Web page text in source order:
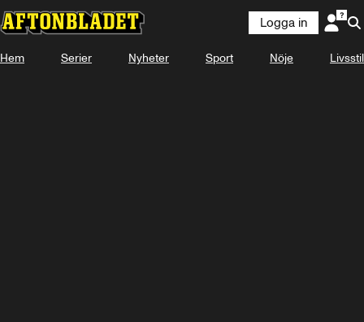
Logga in
Hem Serier Nyheter Sport Nöje Livsstil